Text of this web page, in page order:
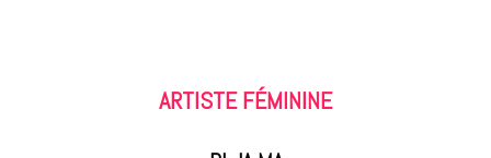
ARTISTE FÉMININE